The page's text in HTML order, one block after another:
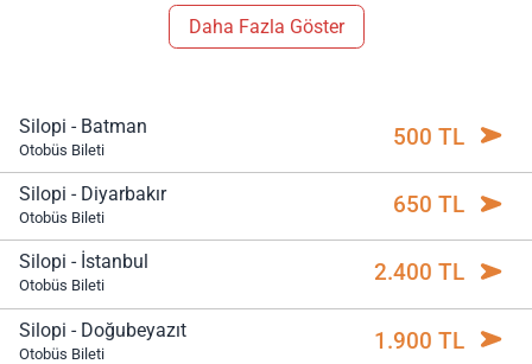
Daha Fazla Göster
Silopi - Batman
Otobüs Bileti 500 TL
Silopi - Diyarbakır
Otobüs Bileti 650 TL
Silopi - İstanbul
Otobüs Bileti 2.400 TL
Silopi - Doğubeyazıt
Otobüs Bileti 1.900 TL